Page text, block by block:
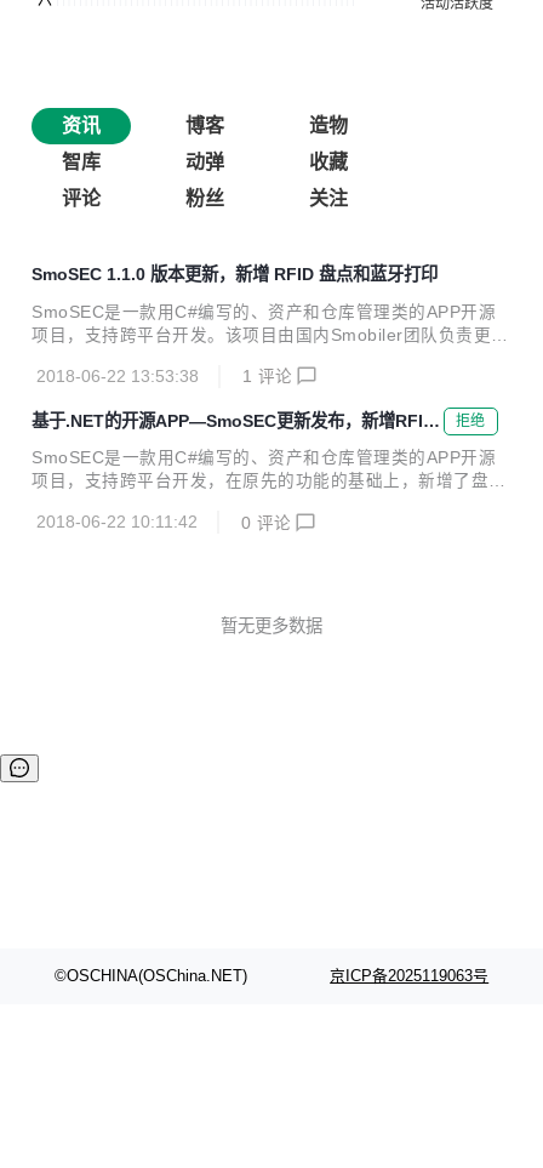
资讯 博客
造物
智库
动弹
收藏
评论
粉丝 关注
SmoSEC 1.1.0 版本更新，新增 RFID 盘点和蓝牙打印
SmoSEC是一款用C#编写的、资产和仓库管理类的APP开源
项目，支持跨平台开发。该项目由国内Smobiler团队负责更新
ee.com/smobiler/SmoSEC），可在码云直接获取。 通过码
云获取项目源码 Smobiler官网下载安装Smobiler Designer
（最新版） 即可在Visual Studio中打开该开源项目。 APP已
同步更新，手机打开此链接即可下载进行初步体验 本次源码更
新主要包含的内容有： 盘点 创建盘点单 RFID盘点 条码盘点
等）...
2018-06-22 13:53:38 1 评论
基于.NET的开源APP—SmoSEC更新发布，新增RFID
盘点、蓝牙打印
拒绝
SmoSEC是一款用C#编写的、资产和仓库管理类的APP开源
项目，支持跨平台开发，在原先的功能的基础上，新增了盘
负责更新支持，可前往Smobiler官网查看了解。 该项目源码
ual Studio中打开该项目源码。 该项目也同时提供APP，可下
2018-06-22 10:11:42 0 评论
暂无更多数据
©OSCHINA(OSChina.NET) 京ICP备2025119063号